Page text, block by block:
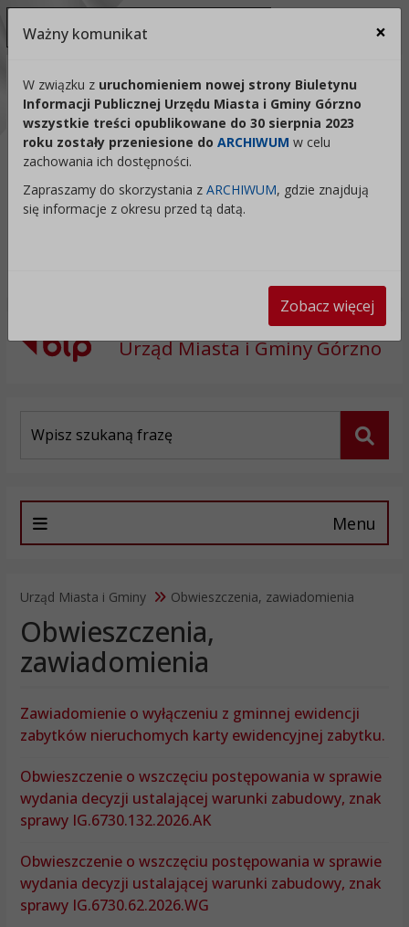
Ukryj panel ułatwień dostępu
Zmień kontrast na domyślny
C1 C2 C3 C4
Rozmiar czcionki:
A
A+ A++
Odstępy:
Zmień odstęp między literami
Zmień interlinię i margines
Reset:
Przywróć
Urząd Miasta i Gminy Górzno
Menu
Urząd Miasta i Gminy Obwieszczenia, zawiadomienia
Obwieszczenia,
zawiadomienia
Zawiadomienie o wyłączeniu z gminnej ewidencji
zabytków nieruchomych karty ewidencyjnej zabytku.
Obwieszczenie o wszczęciu postępowania w sprawie
wydania decyzji ustalającej warunki zabudowy, znak
sprawy IG.6730.132.2026.AK
Obwieszczenie o wszczęciu postępowania w sprawie
wydania decyzji ustalającej warunki zabudowy, znak
sprawy IG.6730.62.2026.WG
Ważny komunikat ×
W związku z uruchomieniem nowej strony Biuletynu
Informacji Publicznej Urzędu Miasta i Gminy Górzno
wszystkie treści opublikowane do 30 sierpnia 2023
roku zostały przeniesione do ARCHIWUM w celu
zachowania ich dostępności.
Zapraszamy do skorzystania z ARCHIWUM, gdzie znajdują
się informacje z okresu przed tą datą.
Zobacz więcej